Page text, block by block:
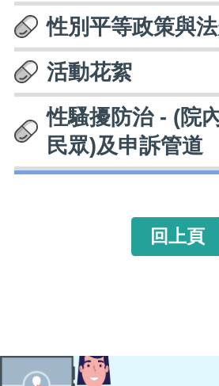
性別平等政策與
活動花絮
性騷擾防治 - (院
民眾)及申訴管道
回上頁